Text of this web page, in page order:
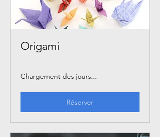
Origami
Chargement des jours...
Réserver